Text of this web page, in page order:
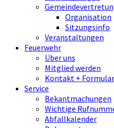
Organisation
Sitzungsinfo
Veranstaltungen
Feuerwehr
Über uns
Mitglied werden
Kontakt +
Service
Bekantmachungen
Wichtige
Abfallkalender